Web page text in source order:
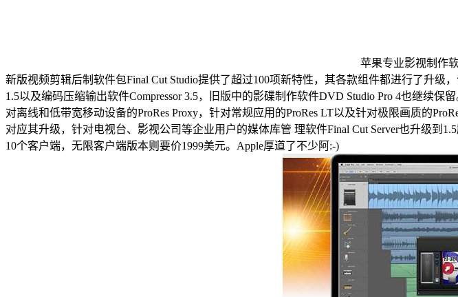
苹果专业影视制作
新版视频剪辑后制软件包Final Cut Studio提供了超过100项新特性，其各款组件都进行了升级
1.5以及编码压缩输出软件Compressor 3.5，旧版中的影碟制作软件DVD Studio Pro 4也继续
对离线和低带宽移动设备的ProRes Proxy，针对常规应用的ProRes LT以及针对极限画质的
对应其升级，针对电视台、影视公司等企业用户的媒体库管 理软件Final Cut Server也升级到
10个客户端，无限客户端版本则要价1999美元。Apple厚道了不少阿:-)